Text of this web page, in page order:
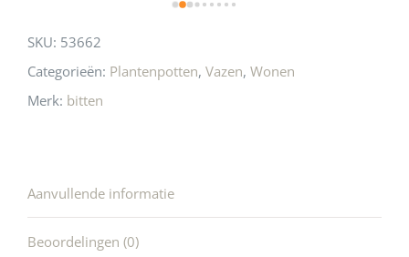
SKU: 53662
Categorieën: Plantenpotten, Vazen, Wonen
Merk: bitten
Aanvullende informatie
Beoordelingen (0)